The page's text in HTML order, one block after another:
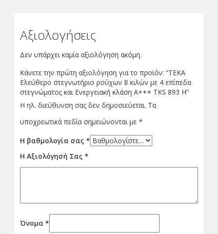
Αξιολογήσεις
Δεν υπάρχει καμία αξιολόγηση ακόμη.
Κάνετε την πρώτη αξιολόγηση για το προϊόν: “TEKA
Ελεύθερο στεγνωτήριο ρούχων 8 κιλών με 4 επίπεδα
στεγνώματος και Ενεργειακή κλάση Α+++ TKS 893 H”
Η ηλ. διεύθυνση σας δεν δημοσιεύεται. Τα
υποχρεωτικά πεδία σημειώνονται με *
Η βαθμολογία σας *
Η Αξιολόγησή Σας *
Όνομα *